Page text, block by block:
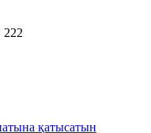
222
қатысатын